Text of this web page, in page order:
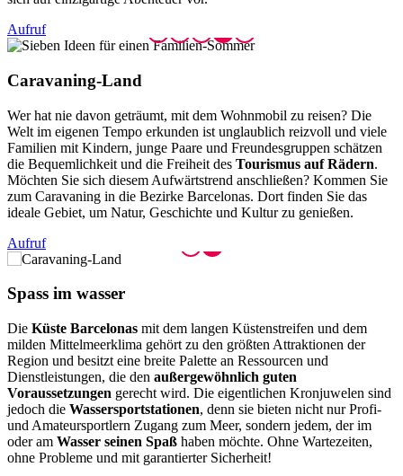
Aufruf
Caravaning-Land
Wer hat nie davon geträumt, mit dem Wohnmobil zu reisen? Die
Welt im eigenen Tempo erkunden ist unglaublich reizvoll und viele
Familien mit Kindern, junge Paare und Freundesgruppen schätzen
die Bequemlichkeit und die Freiheit des Tourismus auf Rädern.
Möchten Sie sich diesem Aufwärtstrend anschließen? Kommen Sie
zum Caravaning in die Bezirke Barcelonas. Dort finden Sie das
ideale Gebiet, um Natur, Geschichte und Kultur zu genießen.
Aufruf
Spass im wasser
Die Küste Barcelonas mit dem langen Küstenstreifen und dem
milden Mittelmeerklima gehört zu den größten Attraktionen der
Region und besitzt eine breite Palette an Ressourcen und
Dienstleistungen, die den außergewöhnlich guten
Voraussetzungen gerecht wird. Die eigentlichen Kronjuwelen sind
jedoch die Wassersportstationen, denn sie bieten nicht nur Profi-
und Amateursportlern Zugang zum Meer, sondern jedem, der im
oder am Wasser seinen Spaß haben möchte. Ohne Wartezeiten,
ohne Probleme und mit garantierter Sicherheit!